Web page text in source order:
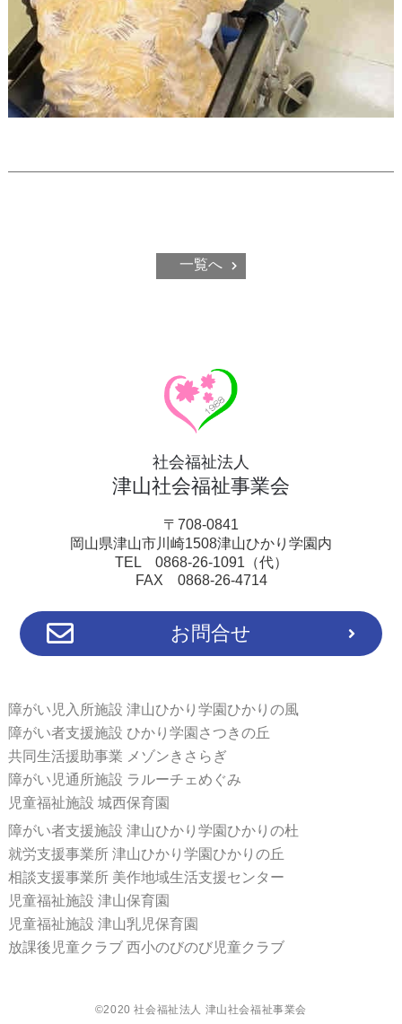
一覧へ
社会福祉法人
津山社会福祉事業会
〒708-0841
岡山県津山市川崎1508津山ひかり学園内
TEL 0868-26-1091（代）
FAX 0868-26-4714
お問合せ
障がい児入所施設 津山ひかり学園ひかりの風
障がい者支援施設 ひかり学園さつきの丘
共同生活援助事業 メゾンきさらぎ
障がい児通所施設 ラルーチェめぐみ
児童福祉施設 城西保育園
障がい者支援施設 津山ひかり学園ひかりの杜
就労支援事業所 津山ひかり学園ひかりの丘
相談支援事業所 美作地域生活支援センター
児童福祉施設 津山保育園
児童福祉施設 津山乳児保育園
放課後児童クラブ 西小のびのび児童クラブ
©2020 社会福祉法人 津山社会福祉事業会